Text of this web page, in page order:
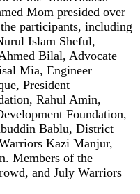
Mom presided over
participants, including
Islam Sheful,
Bilal, Advocate
Mia, Engineer
President
Rahul Amin,
Foundation,
Bablu, District
Kazi Manjur,
Members of the
and July Warriors